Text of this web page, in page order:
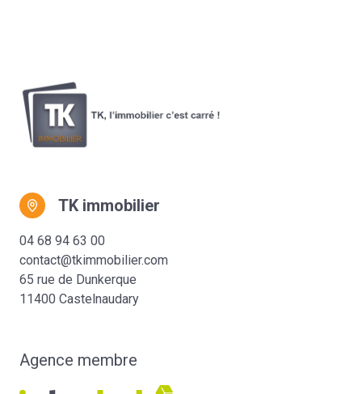
TK immobilier
04 68 94 63 00
contact@tkimmobilier.com
65 rue de Dunkerque
11400 Castelnaudary
Agence membre